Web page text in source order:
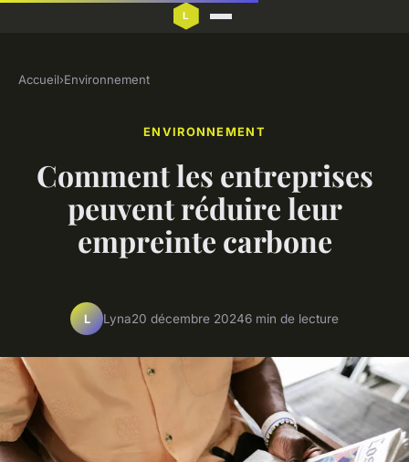
Accueil›Environnement
ENVIRONNEMENT
Comment les entreprises
peuvent réduire leur
empreinte carbone
L Lyna20 décembre 20246 min de lecture